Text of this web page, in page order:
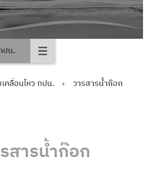
ปน.
คลื่อนไหว กปน. วารสารน้ำก๊อก
สารน้ำก๊อก